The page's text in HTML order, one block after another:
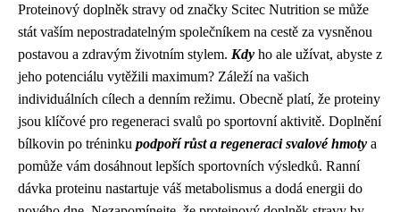
Proteinový doplněk stravy od značky Scitec Nutrition se může
stát vaším nepostradatelným společníkem na cestě za vysněnou
postavou a zdravým životním stylem. Kdy ho ale užívat, abyste z
jeho potenciálu vytěžili maximum? Záleží na vašich
individuálních cílech a denním režimu. Obecně platí, že proteiny
jsou klíčové pro regeneraci svalů po sportovní aktivitě. Doplnění
bílkovin po tréninku podpoří růst a regeneraci svalové hmoty a
pomůže vám dosáhnout lepších sportovních výsledků. Ranní
dávka proteinu nastartuje váš metabolismus a dodá energii do